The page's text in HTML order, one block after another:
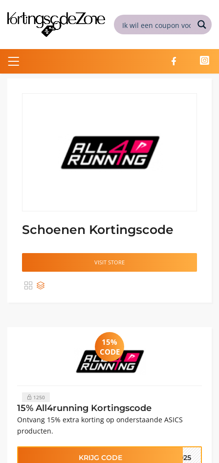
Schoenen Kortingscode
VISIT STORE
15%
CODE
1250
15% All4running Kortingscode
Ontvang 15% extra korting op onderstaande ASICS
producten.
KRIJG CODE 2025